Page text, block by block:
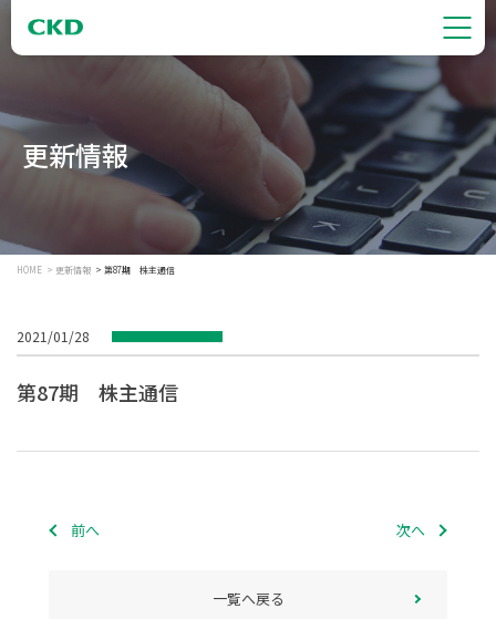
更新情報
HOME 更新情報 第87期 株主通信
2021/01/28
第87期 株主通信
前へ 次へ
一覧へ戻る